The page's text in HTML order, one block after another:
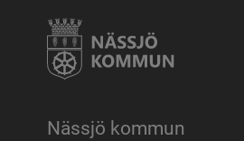
Nässjö kommun